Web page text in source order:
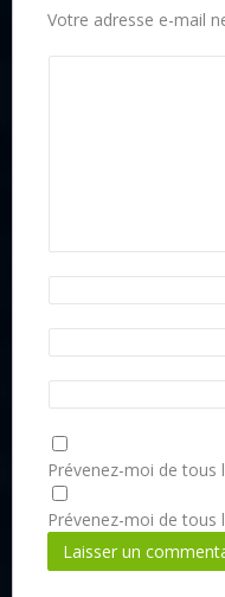
Votre adresse e-mail
Prévenez-moi de tous
Prévenez-moi de tous